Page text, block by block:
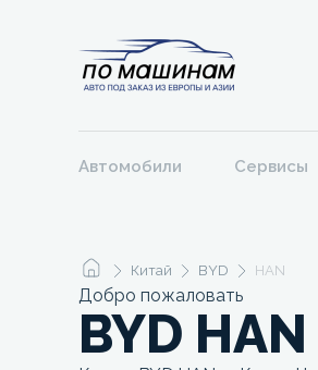
Автомобили Сервисы
Китай BYD HAN
Добро пожаловать
BYD